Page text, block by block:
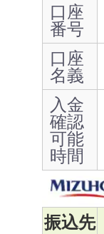
口座
番号
口座
名義
入金
確認
可能
時間
振込先